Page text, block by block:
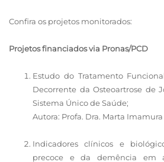
Confira os projetos monitorados:
Projetos financiados via Pronas/PCD
Estudo do Tratamento
Decorrente da Osteoartrose de
Sistema Único de Saúde;
Autora: Profa. Dra. Marta Imamura
Indicadores clínicos e
precoce e da demência em